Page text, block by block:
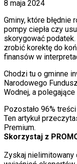
8 maja 2024
Gminy, które błędnie
pompy ciepła czy
skorygować
zrobić korektę do
finansów w
Chodzi tu o gminne
Narodowego
Wodnej, a polegające
Pozostało 96% treści
Ten artykuł
Premium.
Skorzystaj z
Zyskaj